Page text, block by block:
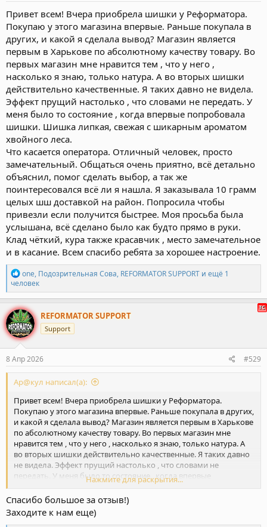
Привет всем! Вчера приобрела шишки у Реформатора.
Покупаю у этого магазина впервые. Раньше покупала в
других, и какой я сделала вывод? Магазин является
первым в Харькове по абсолютному качеству товару. Во
первых магазин мне нравится тем , что у него ,
насколько я знаю, только натура. А во вторых шишки
действительно качественные. Я таких давно не видела.
Эффект прущий настолько , что словами не передать. У
меня было то состояние , когда впервые попробовала
шишки. Шишка липкая, свежая с шикарным ароматом
хвойного леса.
Что касается оператора. Отличный человек, просто
замечательный. Общаться очень приятно, всё детально
объяснил, помог сделать выбор, а так же
поинтересовался всё ли я нашла. Я заказывала 10 грамм
целых шш доставкой на район. Попросила чтобы
привезли если получится быстрее. Моя просьба была
услышана, всё сделано было как будто прямо в руки.
Клад чёткий, кура также красавчик , место замечательное
и в касание. Всем спасибо ребята за хорошее настроение.
Р
е
а
к
ц
и
и
:
one, Подозрительная Сова, REFORMATOR SUPPORT и ещё 1
человек
REFORMATOR SUPPORT
Support
8 Апр 2026 #529
Ар@кул написал(а):
Привет всем! Вчера приобрела шишки у Реформатора.
Покупаю у этого магазина впервые. Раньше покупала в других,
и какой я сделала вывод? Магазин является первым в Харькове
по абсолютному качеству товару. Во первых магазин мне
нравится тем , что у него , насколько я знаю, только натура. А
во вторых шишки действительно качественные. Я таких давно
не видела. Эффект прущий настолько , что словами не
передать. У меня было то состояние , когда впервые
попробовала шишки. Шишка липкая, свежая с шикарным
ароматом хвойного леса.
Что касается оператора. Отличный человек, просто
замечательный. Общаться очень приятно, всё детально
Нажмите для раскрытия...
Спасибо большое за отзыв!)
Заходите к нам еще)